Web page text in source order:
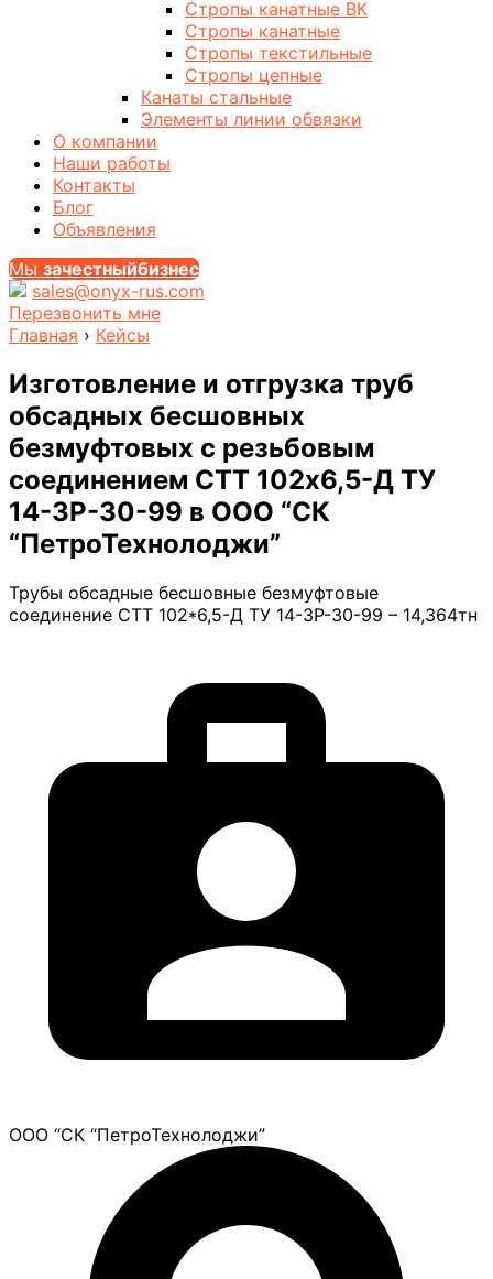
Стропы канатные ВК
Стропы канатные
Стропы текстильные
Стропы цепные
Канаты стальные
Элементы линии обвязки
О компании
Наши работы
Контакты
Блог
Объявления
Мы зачестныйбизнес
sales@onyx-rus.com
Перезвонить мне
Главная › Кейсы
Изготовление и отгрузка труб
обсадных бесшовных
безмуфтовых с резьбовым
соединением СТТ 102х6,5-Д ТУ
14-3Р-30-99 в ООО “СК
“ПетроТехнолоджи”
Трубы обсадные бесшовные безмуфтовые
соединение СТТ 102*6,5-Д ТУ 14-3Р-30-99 – 14,364тн
ООО “СК “ПетроТехнолоджи”